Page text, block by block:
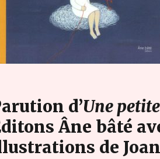
d’Une
Âne bâté
de